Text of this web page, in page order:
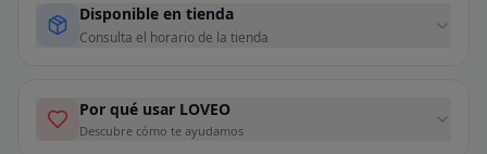
Disponible en tienda
Consulta el horario de la tienda
Por qué usar LOVEO
Descubre cómo te ayudamos